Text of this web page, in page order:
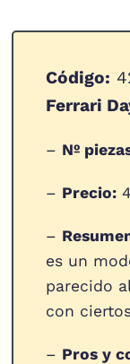
Código:
Ferrari
– Nº
– Precio:
–
es un
parecido
con
– Pros y